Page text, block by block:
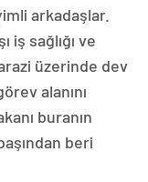
arkadaşlar.
iş sağlığı ve
üzerinde dev
alanını
buranın
beri